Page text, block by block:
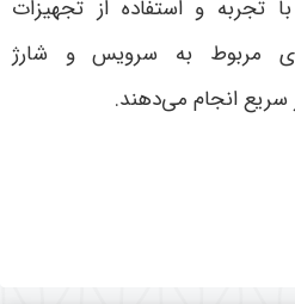
تجربه و استفاده از تجهیزات
مربوط به سرویس و شارژ
سریع انجام می‌دهند.